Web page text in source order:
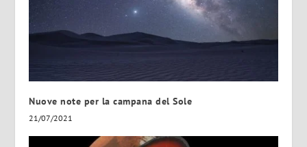
Nuove note per la campana del Sole
21/07/2021